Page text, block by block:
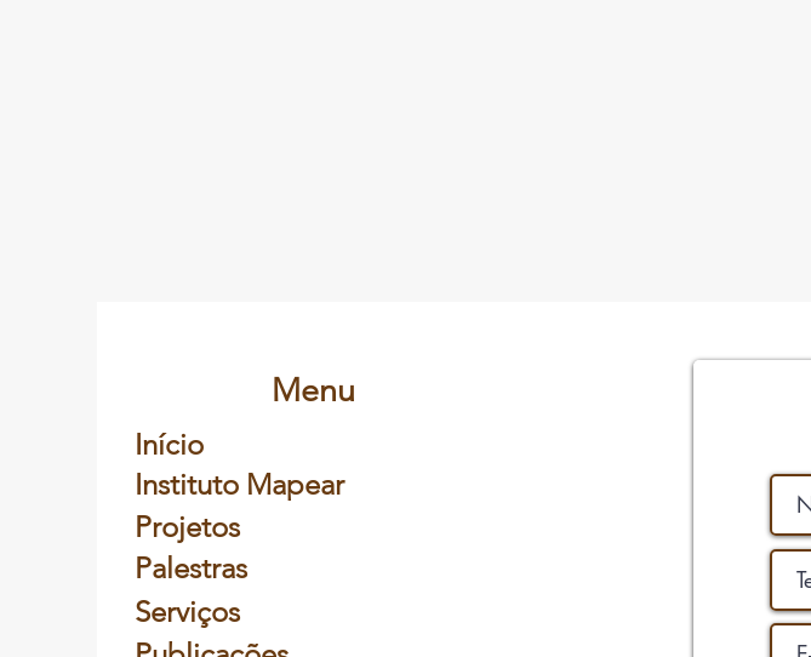
Menu
Início
Instituto Mapear
Projetos
Palestras
Serviços